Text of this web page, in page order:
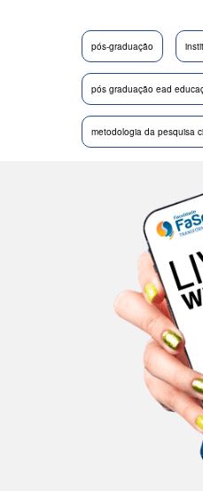
pós-graduação
pós graduação ead
metodologia da pesquisa